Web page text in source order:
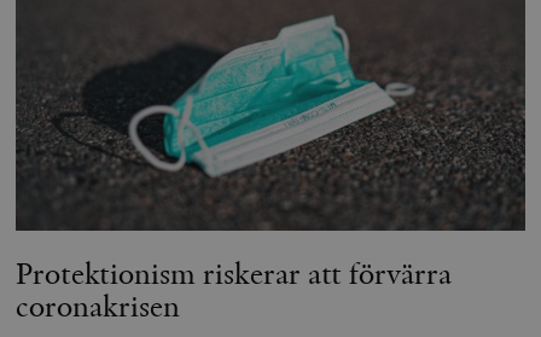
Protektionism riskerar att förvärra
coronakrisen